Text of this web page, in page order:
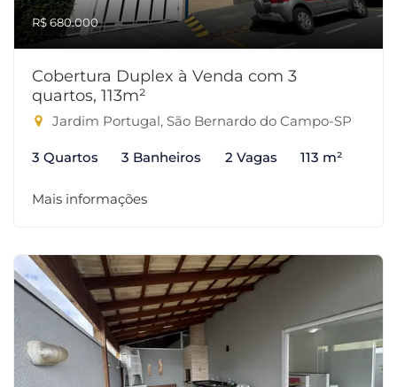
R$ 680.000
Cobertura Duplex à Venda com 3
quartos, 113m²
Jardim Portugal, São Bernardo do Campo-SP
3 Quartos 3 Banheiros 2 Vagas 113 m²
Mais informações